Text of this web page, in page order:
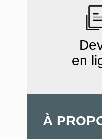
en
À